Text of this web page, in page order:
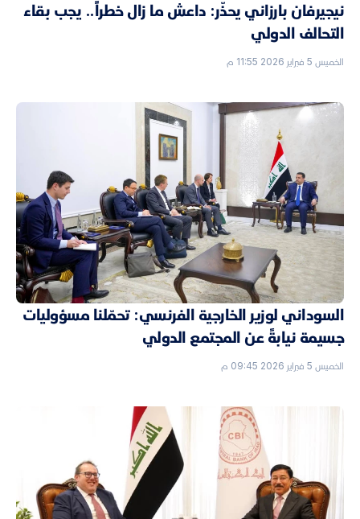
نيجيرفان بارزاني يحذّر: داعش ما زال خطراً.. يجب بقاء
التحالف الدولي
الخميس 5 فبراير 2026 11:55 م
السوداني لوزير الخارجية الفرنسي: تحمّلنا مسؤوليات
جسيمة نيابةً عن المجتمع الدولي
الخميس 5 فبراير 2026 09:45 م